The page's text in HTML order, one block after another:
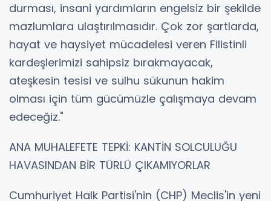
durması, insani yardımların engelsiz bir şekilde
mazlumlara ulaştırılmasıdır. Çok zor şartlarda,
hayat ve haysiyet mücadelesi veren Filistinli
kardeşlerimizi sahipsiz bırakmayacak,
ateşkesin tesisi ve sulhu sükunun hakim
olması için tüm gücümüzle çalışmaya devam
edeceğiz."
ANA MUHALEFETE TEPKİ: KANTİN SOLCULUĞU
HAVASINDAN BİR TÜRLÜ ÇIKAMIYORLAR
Cumhuriyet Halk Partisi'nin (CHP) Meclis'in yeni